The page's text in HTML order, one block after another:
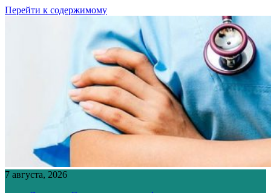
Перейти к содержимому
7 августа, 2026